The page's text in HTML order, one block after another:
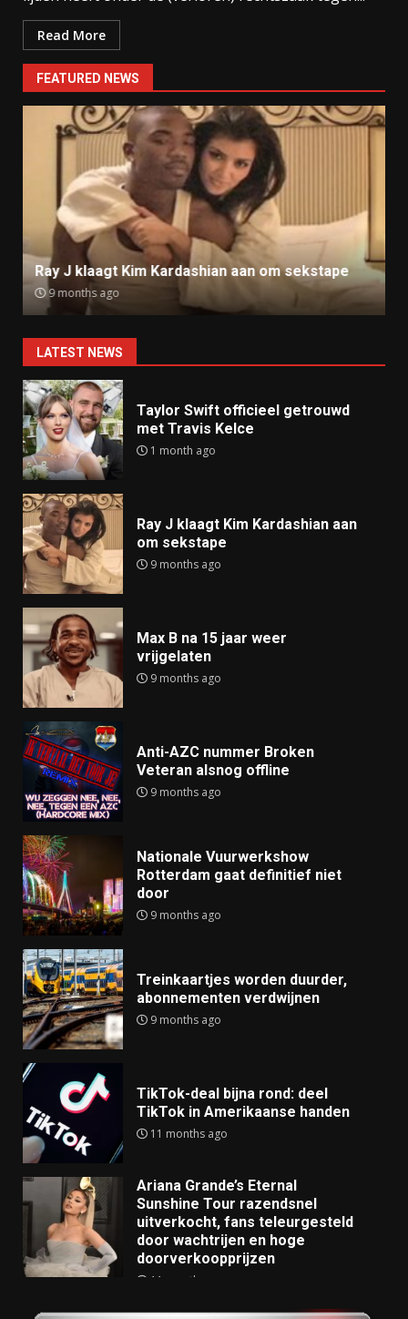
Read More
FEATURED NEWS
Ray J klaagt Kim Kardashian aan om sekstape
9 months ago
LATEST NEWS
Taylor Swift officieel getrouwd
met Travis Kelce
1 month ago
Ray J klaagt Kim Kardashian aan
om sekstape
9 months ago
Max B na 15 jaar weer
vrijgelaten
9 months ago
Anti-AZC nummer Broken
Veteran alsnog offline
9 months ago
Nationale Vuurwerkshow
Rotterdam gaat definitief niet
door
9 months ago
Treinkaartjes worden duurder,
abonnementen verdwijnen
9 months ago
TikTok-deal bijna rond: deel
TikTok in Amerikaanse handen
11 months ago
Ariana Grande’s Eternal
Sunshine Tour razendsnel
uitverkocht, fans teleurgesteld
door wachtrijen en hoge
doorverkoopprijzen
11 months ago